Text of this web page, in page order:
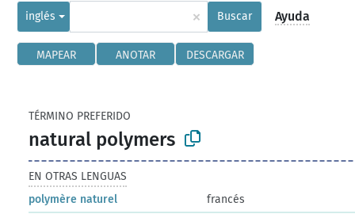
inglés × Buscar Ayuda
MAPEAR ANOTAR DESCARGAR
TÉRMINO PREFERIDO
natural polymers
EN OTRAS LENGUAS
polymère naturel
francés